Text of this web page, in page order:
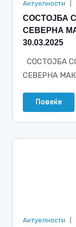
Актуелности
СОСТОЈБА
СЕВЕРНА
30.03.2025
СОСТОЈБА
СЕВЕРНА
Повеќе
Актуелности